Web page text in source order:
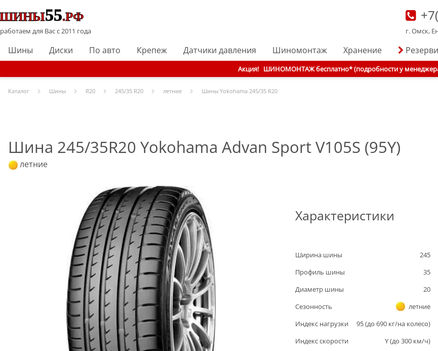
работаем для Вас с 2011 года г. Омск,
Шины Диски По авто Крепеж Датчики давления Шиномонтаж Хранение
Акция! ШИНОМОНТАЖ бесплатно* (подробности у
Каталог Шины R20 245/35 R20 летние Шины Yokohama 245/35 R20
Шина 245/35R20 Yokohama Advan Sport V105S (95Y)
летние
Характеристики
Ширина шины
245
Профиль шины
35
Диаметр шины
20
Сезонность
летние
Индекс нагрузки
95(до690 кг/на колесо)
Индекс скорости
Y(до300 км/ч)